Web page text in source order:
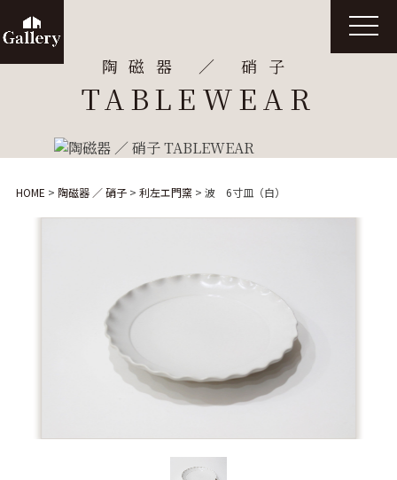
陶磁器 ／ 硝子
TABLEWEAR
t
o
g
HOME > 陶磁器 ／ 硝子> 利左エ門窯 > 波 6寸皿（白）